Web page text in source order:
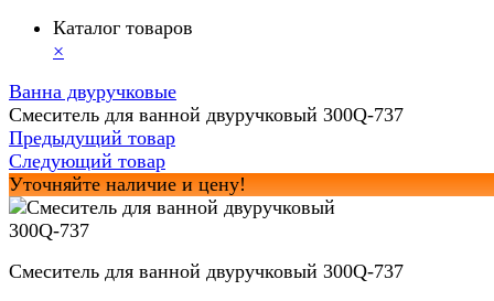
Каталог товаров
×
Ванна двуручковые
Смеситель для ванной двуручковый 300Q-737
Предыдущий товар
Следующий товар
Уточняйте наличие и цену!
Смеситель для ванной двуручковый 300Q-737